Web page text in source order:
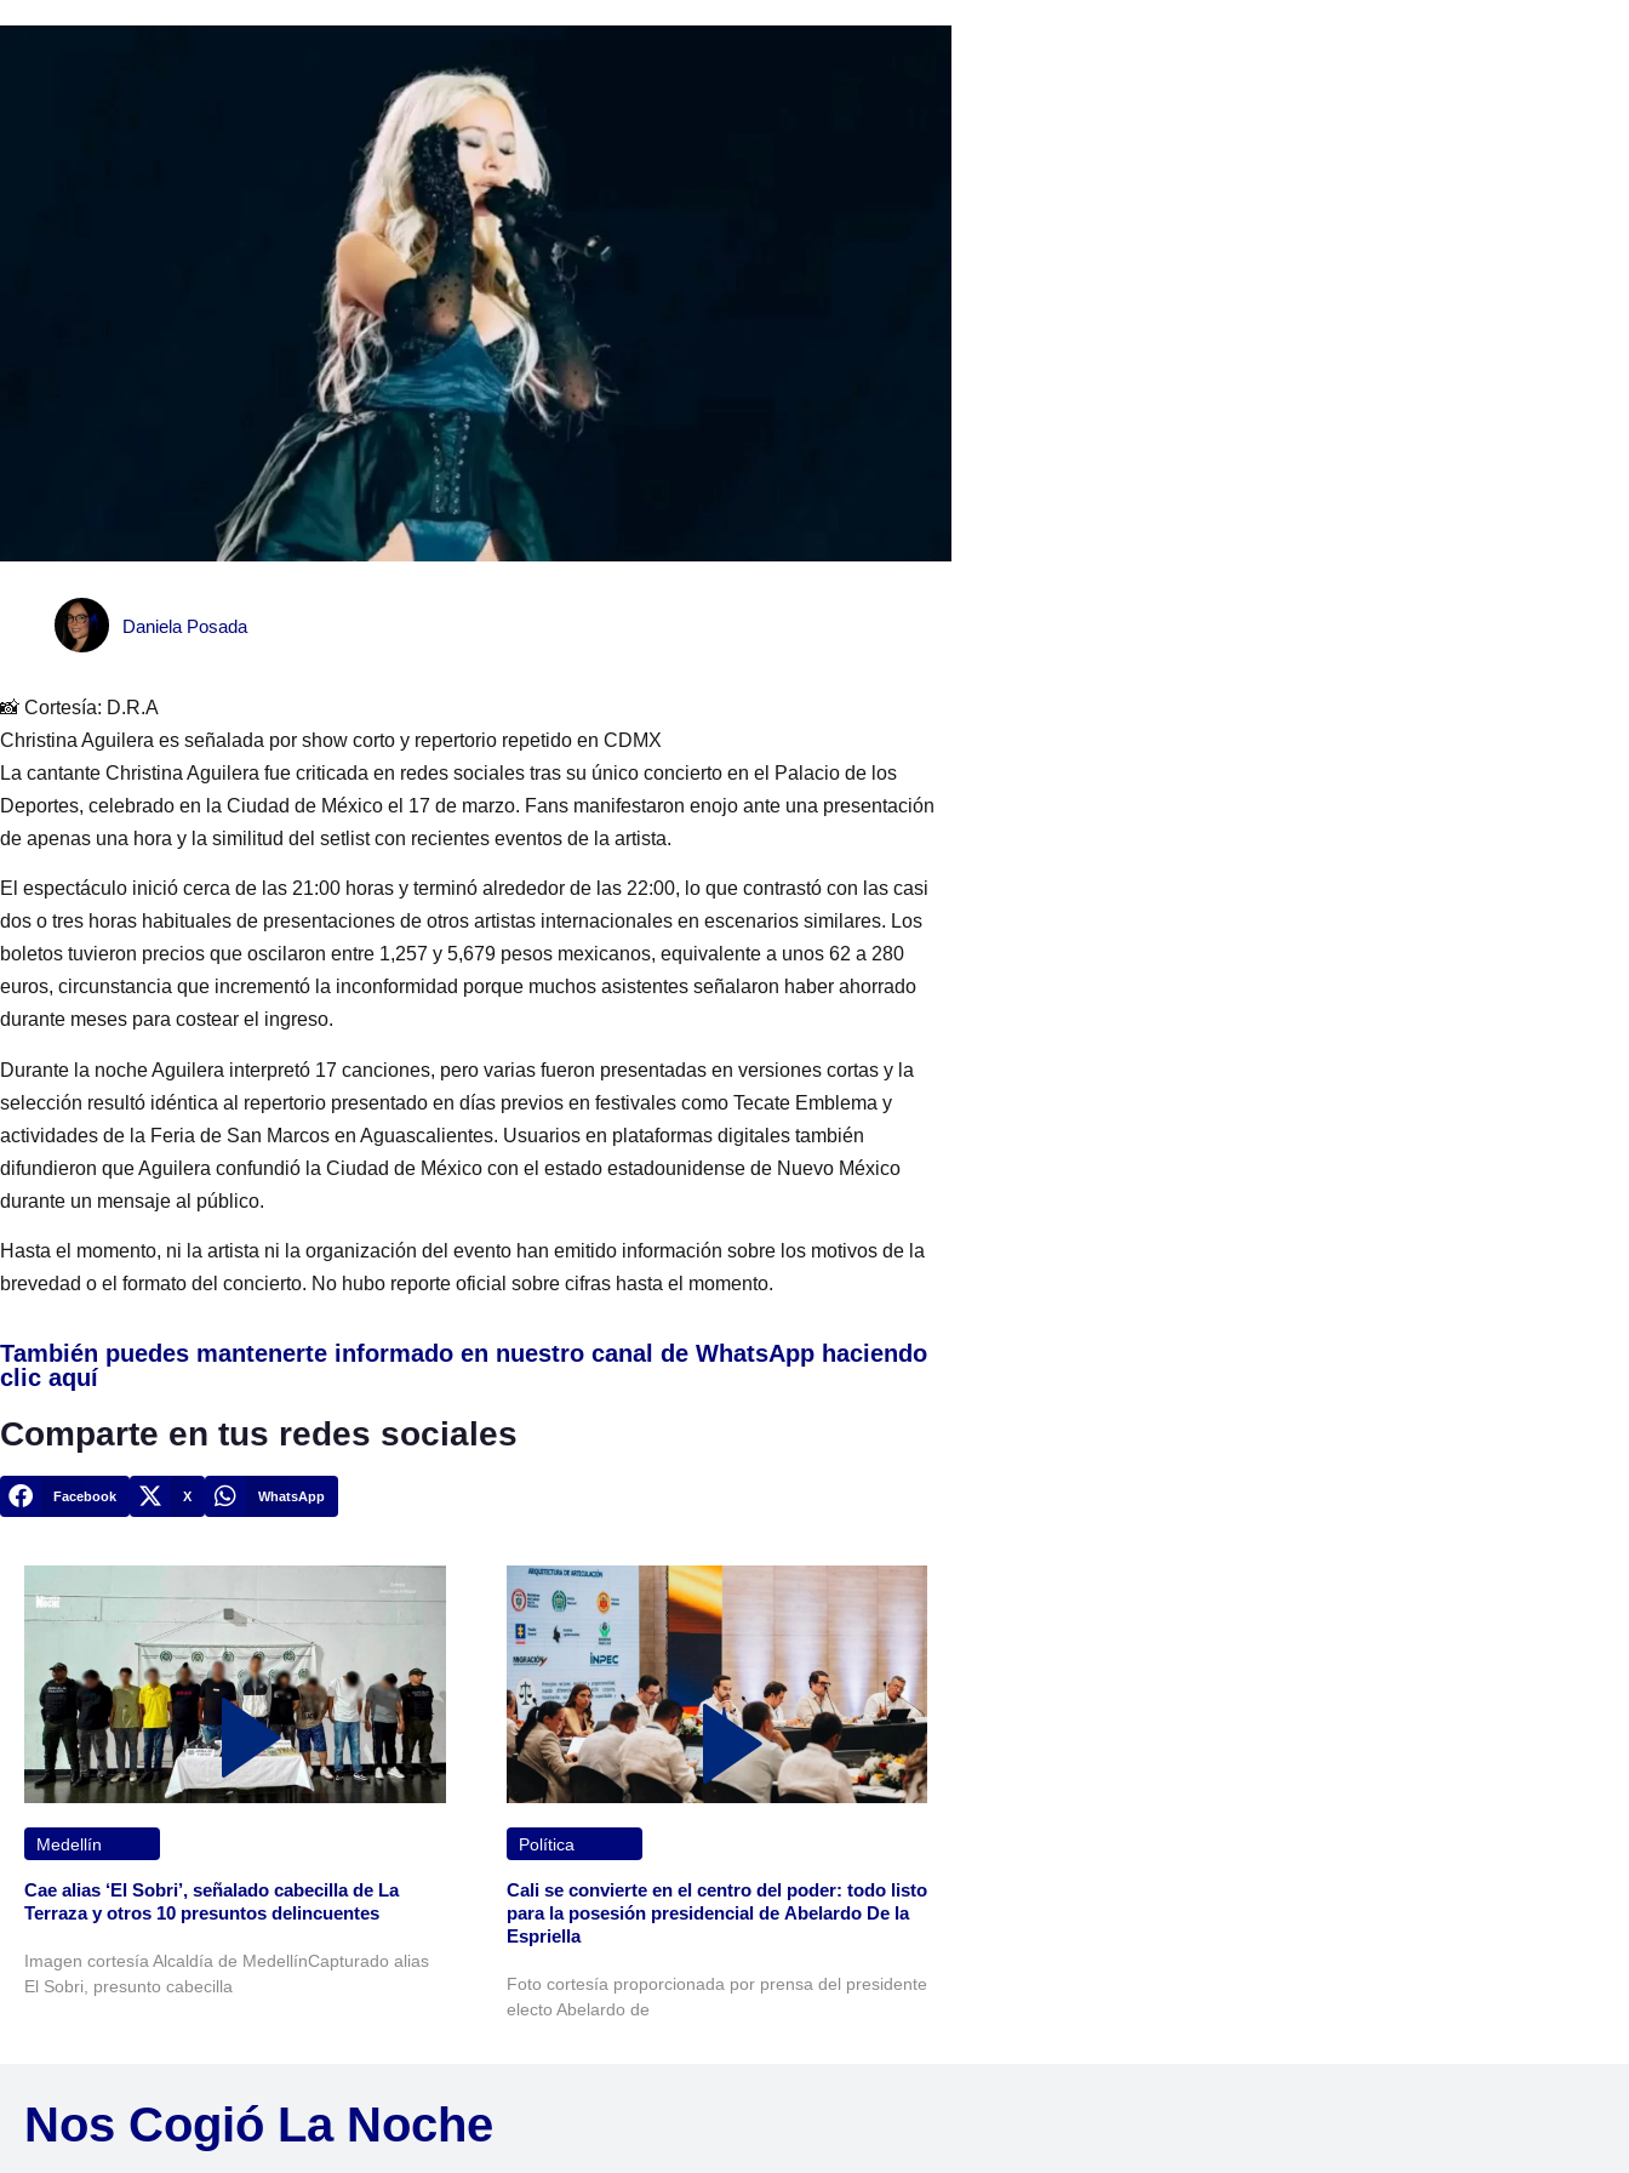
Daniela Posada
📸 Cortesía: D.R.A
Christina Aguilera es señalada por show corto y repertorio repetido en CDMX
La cantante Christina Aguilera fue criticada en redes sociales tras su único concierto en el Palacio de los
Deportes, celebrado en la Ciudad de México el 17 de marzo. Fans manifestaron enojo ante una presentación
de apenas una hora y la similitud del setlist con recientes eventos de la artista.
El espectáculo inició cerca de las 21:00 horas y terminó alrededor de las 22:00, lo que contrastó con las casi
dos o tres horas habituales de presentaciones de otros artistas internacionales en escenarios similares. Los
boletos tuvieron precios que oscilaron entre 1,257 y 5,679 pesos mexicanos, equivalente a unos 62 a 280
euros, circunstancia que incrementó la inconformidad porque muchos asistentes señalaron haber ahorrado
durante meses para costear el ingreso.
Durante la noche Aguilera interpretó 17 canciones, pero varias fueron presentadas en versiones cortas y la
selección resultó idéntica al repertorio presentado en días previos en festivales como Tecate Emblema y
actividades de la Feria de San Marcos en Aguascalientes. Usuarios en plataformas digitales también
difundieron que Aguilera confundió la Ciudad de México con el estado estadounidense de Nuevo México
durante un mensaje al público.
Hasta el momento, ni la artista ni la organización del evento han emitido información sobre los motivos de la
brevedad o el formato del concierto. No hubo reporte oficial sobre cifras hasta el momento.
También puedes mantenerte informado en nuestro canal de WhatsApp haciendo
clic aquí
Comparte en tus redes sociales
Facebook X WhatsApp
Medellín
Cae alias ‘El Sobri’, señalado cabecilla de La
Terraza y otros 10 presuntos delincuentes
Imagen cortesía Alcaldía de MedellínCapturado alias
El Sobri, presunto cabecilla
Política
Cali se convierte en el centro del poder: todo listo
para la posesión presidencial de Abelardo De la
Espriella
Foto cortesía proporcionada por prensa del presidente
electo Abelardo de
Nos Cogió La Noche